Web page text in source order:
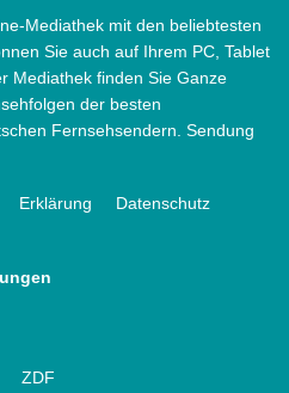
Mediathek mit den beliebtesten
Sie auch auf Ihrem PC, Tablet
Mediathek finden Sie Ganze
der besten
Fernsehsendern. Sendung
Erklärung
Datenschutz
ZDF